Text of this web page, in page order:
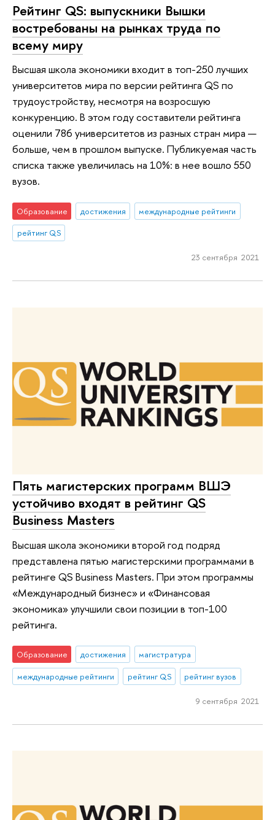
Рейтинг QS: выпускники Вышки
востребованы на рынках труда по
всему миру
Высшая школа экономики входит в топ-250 лучших
университетов мира по версии рейтинга QS по
трудоустройству, несмотря на возросшую
конкуренцию. В этом году составители рейтинга
оценили 786 университетов из разных стран мира —
больше, чем в прошлом выпуске. Публикуемая часть
списка также увеличилась на 10%: в нее вошло 550
вузов.
Образование достижения
международные рейтинги
рейтинг QS
23 сентября 2021
Пять магистерских программ ВШЭ
устойчиво входят в рейтинг QS
Business Masters
Высшая школа экономики второй год подряд
представлена пятью магистерскими программами в
рейтинге QS Business Masters. При этом программы
«Международный бизнес» и «Финансовая
экономика» улучшили свои позиции в топ-100
рейтинга.
Образование достижения
магистратура
международные рейтинги
рейтинг QS рейтинг вузов
9 сентября 2021